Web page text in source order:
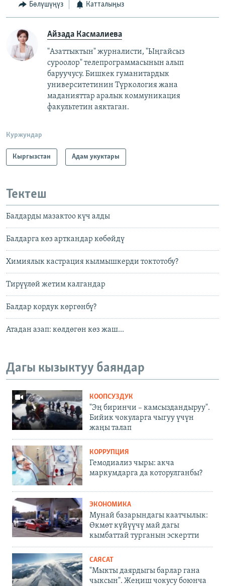
Бөлүшүңүз Катталыңыз
Айзада Касмалиева
"Азаттыктын" журналисти, "Ыңгайсыз
суроолор" телепрограммасынын алып
баруучусу. Бишкек гуманитардык
университетинин Түркология жана
маданияттар аралык коммуникация
факультетин аяктаган.
Куржундар
Кыргызстан Адам укуктары
Тектеш
Балдарды мазактоо күч алды
Балдарга көз арткандар көбөйдү
Xимиялык кастрация кылмышкерди токтотобу?
Тирүүлөй жетим калгандар
Балдар кордук көргөнбү?
Атадан азап: көлдөгөн көз жаш...
Дагы кызыктуу баяндар
КООПСУЗДУК
"Эң биринчи – камсыздандыруу".
Бийик чокуларга чыгуу үчүн
жаңы талап
КОРРУПЦИЯ
Гемодиализ чыры: акча
маркумдарга да которулганбы?
ЭКОНОМИКА
Мунай базарындагы каатчылык:
Өкмөт күйүүчү май дагы
кымбаттай турганын эскертти
САЯСАТ
"Мыкты даярдыгы барлар гана
чыксын". Жеңиш чокусу боюнча